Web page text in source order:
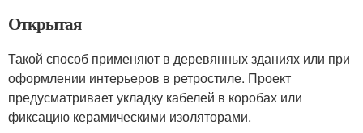
Открытая
Такой способ применяют в деревянных зданиях или при
оформлении интерьеров в ретростиле. Проект
предусматривает укладку кабелей в коробах или
фиксацию керамическими изоляторами.